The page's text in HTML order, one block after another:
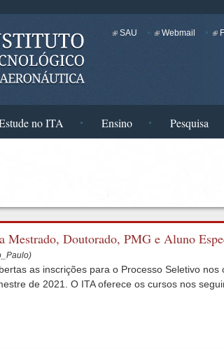
Webmail
SAU
no ITA Ensino Pesquisa
Mestrado, Doutorado, PMG e Aluno
as inscrições para o Processo Seletivo
de 2021. O ITA oferece os cursos nos